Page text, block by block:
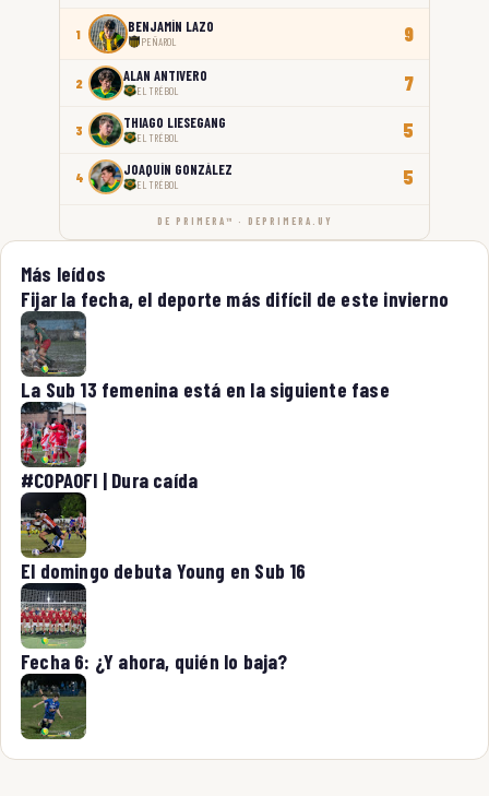
1 BENJAMÍN LAZO
PEÑAROL 9
2 ALAN ANTIVERO
EL TRÉBOL 7
3 THIAGO LIESEGANG
EL TRÉBOL 5
4 JOAQUÍN GONZÁLEZ
EL TRÉBOL 5
DE PRIMERA™ · DEPRIMERA.UY
Más leídos
Fijar la fecha, el deporte más difícil de este invierno
La Sub 13 femenina está en la siguiente fase
#COPAOFI | Dura caída
El domingo debuta Young en Sub 16
Fecha 6: ¿Y ahora, quién lo baja?